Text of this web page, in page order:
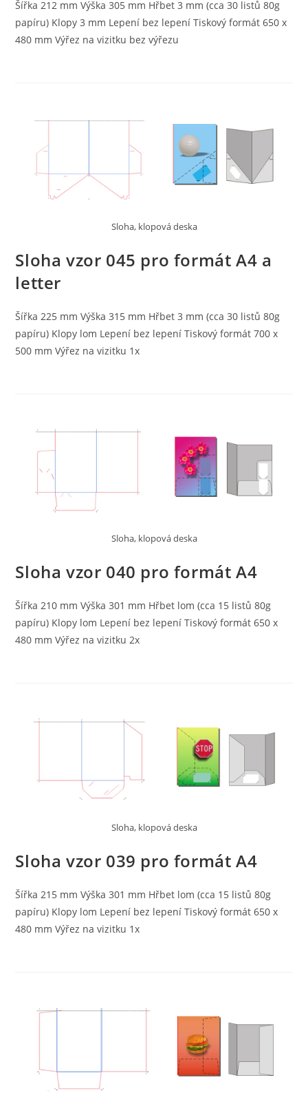
Šířka 212 mm Výška 305 mm Hřbet 3 mm (cca 30 listů 80g
papíru) Klopy 3 mm Lepení bez lepení Tiskový formát 650 x
480 mm Výřez na vizitku bez výřezu
Sloha, klopová deska
Sloha vzor 045 pro formát A4 a
letter
Šířka 225 mm Výška 315 mm Hřbet 3 mm (cca 30 listů 80g
papíru) Klopy lom Lepení bez lepení Tiskový formát 700 x
500 mm Výřez na vizitku 1x
Sloha, klopová deska
Sloha vzor 040 pro formát A4
Šířka 210 mm Výška 301 mm Hřbet lom (cca 15 listů 80g
papíru) Klopy lom Lepení bez lepení Tiskový formát 650 x
480 mm Výřez na vizitku 2x
Sloha, klopová deska
Sloha vzor 039 pro formát A4
Šířka 215 mm Výška 301 mm Hřbet lom (cca 15 listů 80g
papíru) Klopy lom Lepení bez lepení Tiskový formát 650 x
480 mm Výřez na vizitku 1x